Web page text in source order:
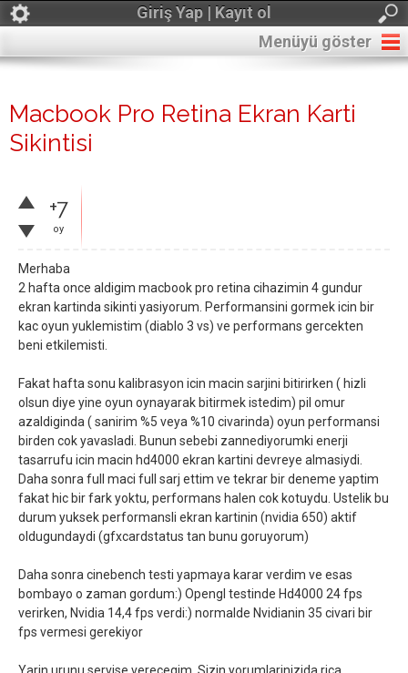
Giriş Yap | Kayıt ol
Menüyü göster
Macbook Pro Retina Ekran Karti
Sikintisi
+7
oy
Merhaba
2 hafta once aldigim macbook pro retina cihazimin 4 gundur
ekran kartinda sikinti yasiyorum. Performansini gormek icin bir
kac oyun yuklemistim (diablo 3 vs) ve performans gercekten
beni etkilemisti.
Fakat hafta sonu kalibrasyon icin macin sarjini bitirirken ( hizli
olsun diye yine oyun oynayarak bitirmek istedim) pil omur
azaldiginda ( sanirim %5 veya %10 civarinda) oyun performansi
birden cok yavasladi. Bunun sebebi zannediyorumki enerji
tasarrufu icin macin hd4000 ekran kartini devreye almasiydi.
Daha sonra full maci full sarj ettim ve tekrar bir deneme yaptim
fakat hic bir fark yoktu, performans halen cok kotuydu. Ustelik bu
durum yuksek performansli ekran kartinin (nvidia 650) aktif
oldugundaydi (gfxcardstatus tan bunu goruyorum)
Daha sonra cinebench testi yapmaya karar verdim ve esas
bombayo o zaman gordum:) Opengl testinde Hd4000 24 fps
verirken, Nvidia 14,4 fps verdi:) normalde Nvidianin 35 civari bir
fps vermesi gerekiyor